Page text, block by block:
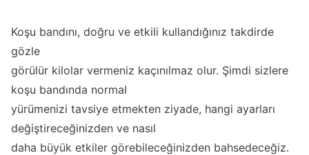
Koşu bandını, doğru ve etkili kullandığınız takdirde
gözle
görülür kilolar vermeniz kaçınılmaz olur. Şimdi sizlere
koşu bandında normal
yürümenizi tavsiye etmekten ziyade, hangi ayarları
değiştireceğinizden ve nasıl
daha büyük etkiler görebileceğinizden bahsedeceğiz.